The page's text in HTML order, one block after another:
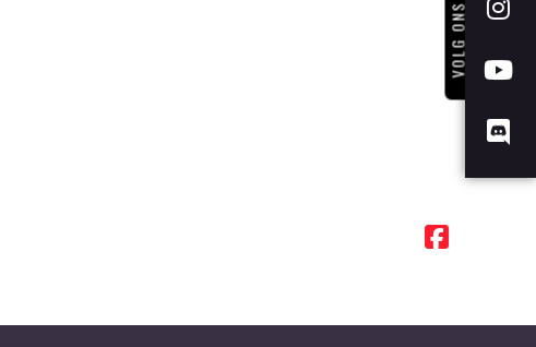
VOLG ONS